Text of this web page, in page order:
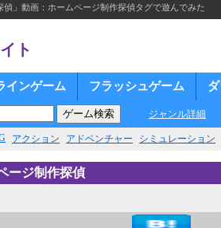
」動画：ホームページ制作探偵タグで遊んでみた
ト
インゲーム フラッシュゲーム
ジャンル詳細
アクション アドベンチャー シミュレーション
ージ制作探偵